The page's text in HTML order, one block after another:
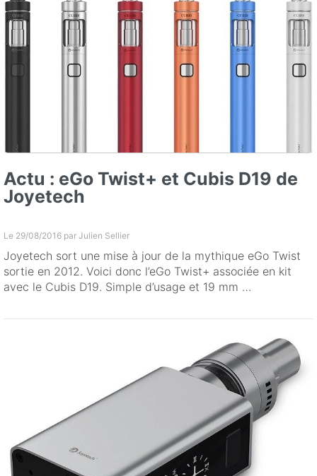
Actu : eGo Twist+ et Cubis D19 de
Joyetech
Le 29/08/2016 par Julien Sellier
Joyetech sort une mise à jour de la mythique eGo Twist
sortie en 2012. Voici donc l’eGo Twist+ associée en kit
avec le Cubis D19. Simple d’usage et 19 mm …